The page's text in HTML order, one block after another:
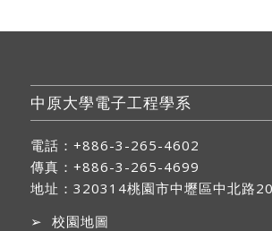
中原大學電子工程學系
電話：+886-3-265-4602
傳真：+886-3-265-4699
地址： 320314桃園市中壢區中北路
➢ 校園地圖